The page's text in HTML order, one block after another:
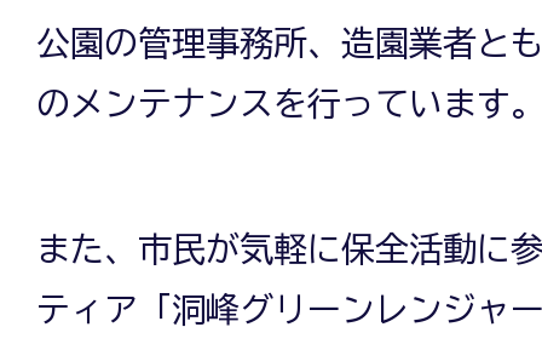
公園の管理事務所、造園業者と
のメンテナンスを行っています
また、市民が気軽に保全活動に
ティア「洞峰グリーンレンジャ